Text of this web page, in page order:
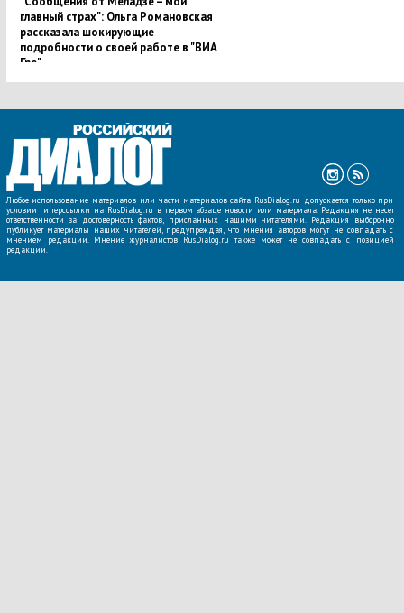
главный страх": Ольга Романовская
рассказала шокирующие
подробности о своей работе в "ВИА
Гре"…
Любое использование материалов или части материалов сайта RusDialog.ru допускается только при
условии гиперссылки на RusDialog.ru в первом абзаце новости или материала. Редакция не несет
ответственности за достоверность фактов, присланных нашими читателями. Редакция выборочно
публикует материалы наших читателей, предупреждая, что мнения авторов могут не совпадать с
мнением редакции. Мнение журналистов RusDialog.ru также может не совпадать с позицией
редакции.